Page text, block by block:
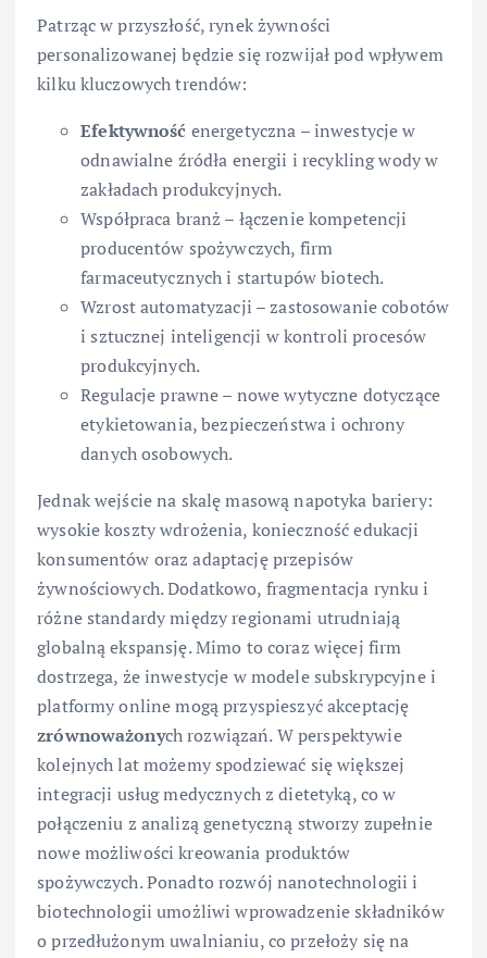
Patrząc w przyszłość, rynek żywności
personalizowanej będzie się rozwijał pod wpływem
kilku kluczowych trendów:
Efektywność energetyczna – inwestycje w
odnawialne źródła energii i recykling wody w
zakładach produkcyjnych.
Współpraca branż – łączenie kompetencji
producentów spożywczych, firm
farmaceutycznych i startupów biotech.
Wzrost automatyzacji – zastosowanie cobotów
i sztucznej inteligencji w kontroli procesów
produkcyjnych.
Regulacje prawne – nowe wytyczne dotyczące
etykietowania, bezpieczeństwa i ochrony
danych osobowych.
Jednak wejście na skalę masową napotyka bariery:
wysokie koszty wdrożenia, konieczność edukacji
konsumentów oraz adaptację przepisów
żywnościowych. Dodatkowo, fragmentacja rynku i
różne standardy między regionami utrudniają
globalną ekspansję. Mimo to coraz więcej firm
dostrzega, że inwestycje w modele subskrypcyjne i
platformy online mogą przyspieszyć akceptację
zrównoważonych rozwiązań. W perspektywie
kolejnych lat możemy spodziewać się większej
integracji usług medycznych z dietetyką, co w
połączeniu z analizą genetyczną stworzy zupełnie
nowe możliwości kreowania produktów
spożywczych. Ponadto rozwój nanotechnologii i
biotechnologii umożliwi wprowadzenie składników
o przedłużonym uwalnianiu, co przełoży się na